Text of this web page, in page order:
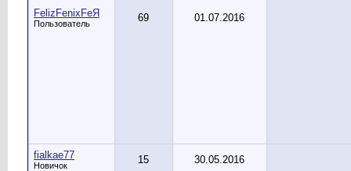
FelizFenixFeЯ
Пользователь 69 01.07.2016
fialkae77
Новичок 15 30.05.2016